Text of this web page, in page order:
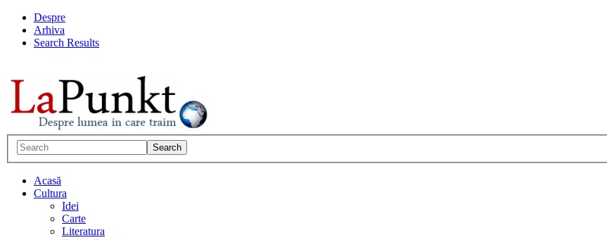
Despre
Arhiva
Search Results
Acasă
Cultura
Idei
Carte
Literatura